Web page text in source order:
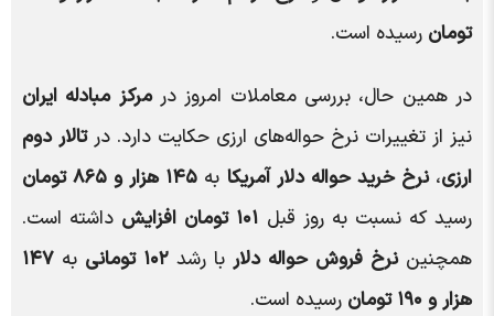
تومان رسیده است.
در همین حال، بررسی معاملات امروز درمرکز مبادله ایران
نیز از تغییرات نرخ حواله‌های ارزی حکایت دارد. درتالار دوم
ارزی،نرخ خرید حواله دلار آمریکا به ۱۴۵ هزار و ۸۶۵ تومان
رسید که نسبت به روز قبل ۱۰۱ تومان افزایش
داشته است.
همچنیننرخ فروش حواله دلار با رشد ۱۰۲ تومانی به ۱۴۷
هزار و ۱۹۰ تومان
رسیده است.